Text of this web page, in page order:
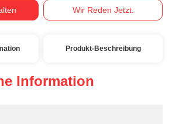
Wir Reden Jetzt.
Produkt-Beschreibung
Information